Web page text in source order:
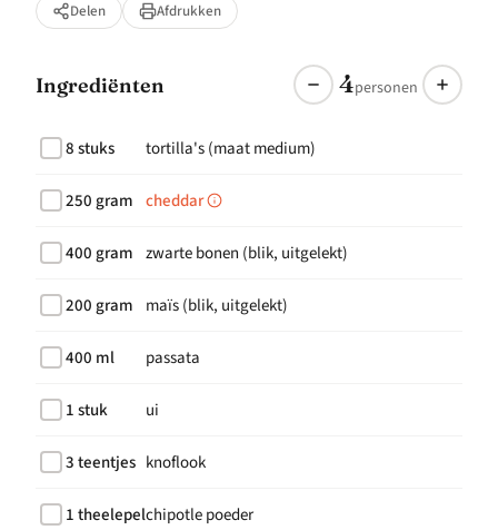
Delen Afdrukken
Ingrediënten 4personen
8 stuks tortilla's (maat medium)
250 gram cheddar
400 gram zwarte bonen (blik, uitgelekt)
200 gram maïs (blik, uitgelekt)
400 ml passata
1 stuk ui
3 teentjes knoflook
1 theelepelchipotle poeder